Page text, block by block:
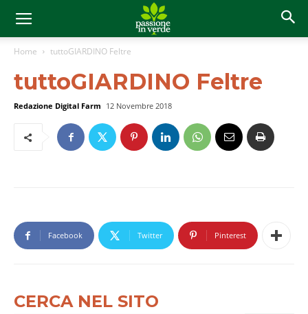
Home tuttoGIARDINO Feltre
tuttoGIARDINO Feltre
Redazione Digital Farm 12 Novembre 2018
Facebook Twitter Pinterest
CERCA NEL SITO